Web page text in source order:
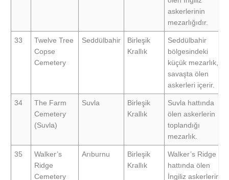
askerlerinin
mezarlığıdır.
33
Twelve Tree
Copse
Cemetery
Seddülbahir
Birleşik
Krallık
Seddülbahir
bölgesindeki
küçük mezarlık,
savaşta ölen
askerleri içerir.
34
The Farm
Cemetery
(Suvla)
Suvla
Birleşik
Krallık
Suvla hattında
ölen askerlerin
toplandığı
mezarlık.
35
Walker’s
Ridge
Cemetery
Arıburnu
Birleşik
Krallık
Walker’s Ridge
hattında ölen
İngiliz askerlerini